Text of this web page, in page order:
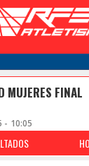
MUJERES FINAL
- 10:05